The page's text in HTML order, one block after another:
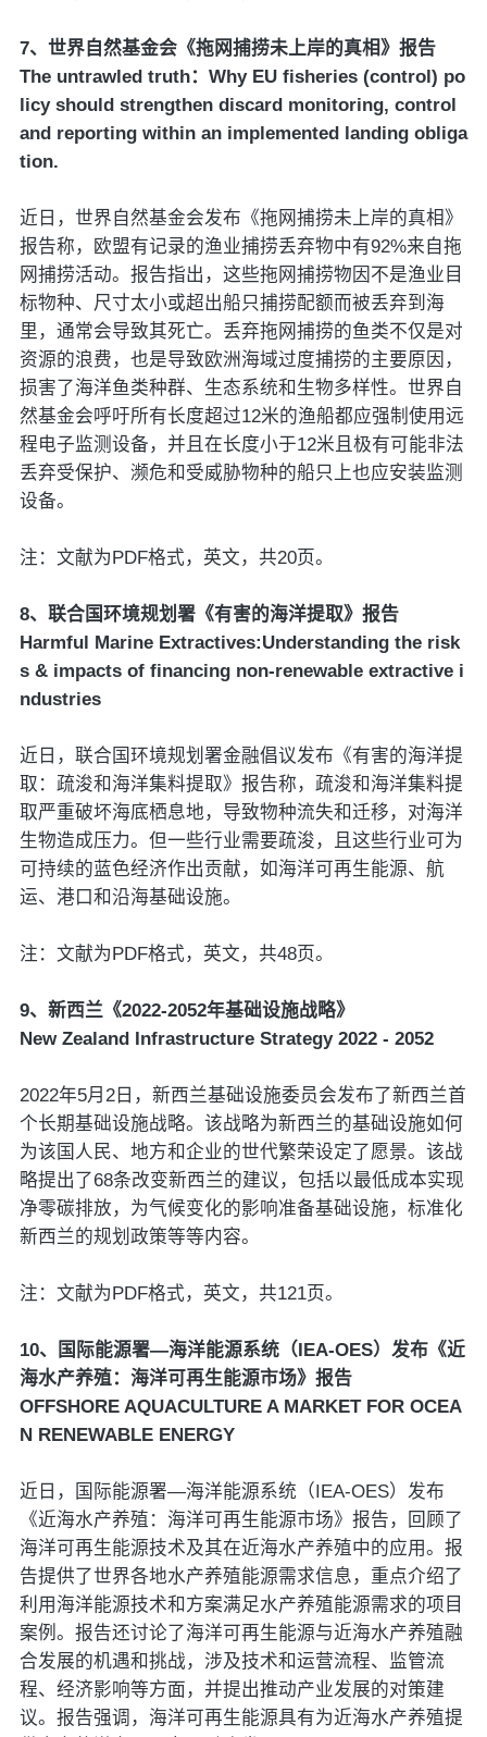
7、世界自然基金会《拖网捕捞未上岸的真相》报告
The untrawled truth：Why EU fisheries (control) po
licy should strengthen discard monitoring, control
and reporting within an implemented landing obliga
tion.
近日，世界自然基金会发布《拖网捕捞未上岸的真相》
报告称，欧盟有记录的渔业捕捞丢弃物中有92%来自拖
网捕捞活动。报告指出，这些拖网捕捞物因不是渔业目
标物种、尺寸太小或超出船只捕捞配额而被丢弃到海
里，通常会导致其死亡。丢弃拖网捕捞的鱼类不仅是对
资源的浪费，也是导致欧洲海域过度捕捞的主要原因，
损害了海洋鱼类种群、生态系统和生物多样性。世界自
然基金会呼吁所有长度超过12米的渔船都应强制使用远
程电子监测设备，并且在长度小于12米且极有可能非法
丢弃受保护、濒危和受威胁物种的船只上也应安装监测
设备。
注：文献为PDF格式，英文，共20页。
8、联合国环境规划署《有害的海洋提取》报告
Harmful Marine Extractives:Understanding the risk
s & impacts of financing non-renewable extractive i
ndustries
近日，联合国环境规划署金融倡议发布《有害的海洋提
取：疏浚和海洋集料提取》报告称，疏浚和海洋集料提
取严重破坏海底栖息地，导致物种流失和迁移，对海洋
生物造成压力。但一些行业需要疏浚，且这些行业可为
可持续的蓝色经济作出贡献，如海洋可再生能源、航
运、港口和沿海基础设施。
注：文献为PDF格式，英文，共48页。
9、新西兰《2022-2052年基础设施战略》
New Zealand Infrastructure Strategy 2022 - 2052
2022年5月2日，新西兰基础设施委员会发布了新西兰首
个长期基础设施战略。该战略为新西兰的基础设施如何
为该国人民、地方和企业的世代繁荣设定了愿景。该战
略提出了68条改变新西兰的建议，包括以最低成本实现
净零碳排放，为气候变化的影响准备基础设施，标准化
新西兰的规划政策等等内容。
注：文献为PDF格式，英文，共121页。
10、国际能源署—海洋能源系统（IEA-OES）发布《近
海水产养殖：海洋可再生能源市场》报告
OFFSHORE AQUACULTURE A MARKET FOR OCEA
N RENEWABLE ENERGY
近日，国际能源署—海洋能源系统（IEA-OES）发布
《近海水产养殖：海洋可再生能源市场》报告，回顾了
海洋可再生能源技术及其在近海水产养殖中的应用。报
告提供了世界各地水产养殖能源需求信息，重点介绍了
利用海洋能源技术和方案满足水产养殖能源需求的项目
案例。报告还讨论了海洋可再生能源与近海水产养殖融
合发展的机遇和挑战，涉及技术和运营流程、监管流
程、经济影响等方面，并提出推动产业发展的对策建
议。报告强调，海洋可再生能源具有为近海水产养殖提